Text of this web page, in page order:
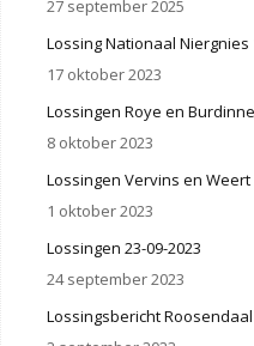
27 september 2025
Lossing Nationaal Niergnies
17 oktober 2023
Lossingen Roye en
8 oktober 2023
Lossingen Vervins en Weert
1 oktober 2023
Lossingen 23-09-2023
24 september 2023
Lossingsbericht